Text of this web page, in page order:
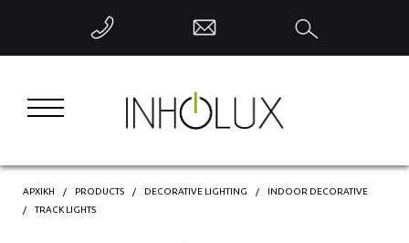
ΕΠΙΣΤΡΟΦΗ
INDUSTRIAL LIGHTING
ΑΡΧΙΚΗ PRODUCTS DECORATIVE LIGHTING
INDOOR DECORATIVE
TRACK LIGHTS